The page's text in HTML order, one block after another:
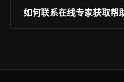
波币钱包APP下载完美兼
如何联系在线专家获取帮
快速对话图标。